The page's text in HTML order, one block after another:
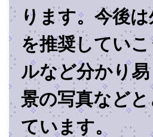
ります。今後
を推奨してい
ルなど分かり
景の写真など
ています。